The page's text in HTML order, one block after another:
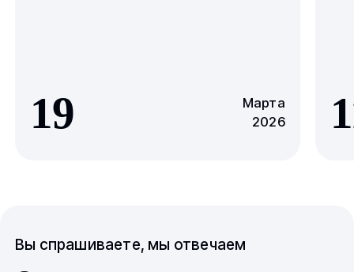
19
Марта
2026
Вы спрашиваете, мы отвечаем